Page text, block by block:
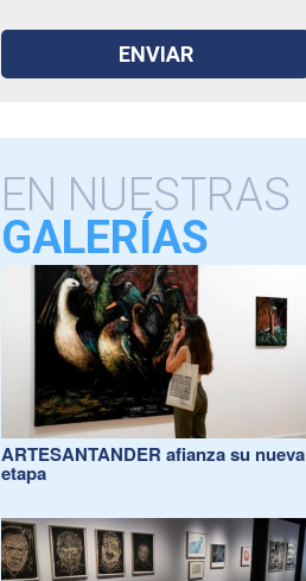
EN NUESTRAS
GALERÍAS
ARTESANTANDER afianza su nueva
etapa